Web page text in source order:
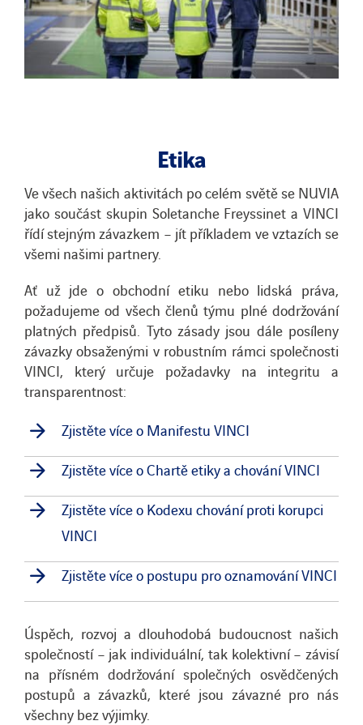
Etika
Ve všech našich aktivitách po celém světě se NUVIA
jako součást skupin Soletanche Freyssinet a VINCI
řídí stejným závazkem – jít příkladem ve vztazích se
všemi našimi partnery.
Ať už jde o obchodní etiku nebo lidská práva,
požadujeme od všech členů týmu plné dodržování
platných předpisů. Tyto zásady jsou dále posíleny
závazky obsaženými v robustním rámci společnosti
VINCI, který určuje požadavky na integritu a
transparentnost:
Zjistěte více o Manifestu VINCI
Zjistěte více o Chartě etiky a chování VINCI
Zjistěte více o Kodexu chování proti korupci
VINCI
Zjistěte více o postupu pro oznamování VINCI
Úspěch, rozvoj a dlouhodobá budoucnost našich
společností – jak individuální, tak kolektivní – závisí
na přísném dodržování společných osvědčených
postupů a závazků, které jsou závazné pro nás
všechny bez výjimky.